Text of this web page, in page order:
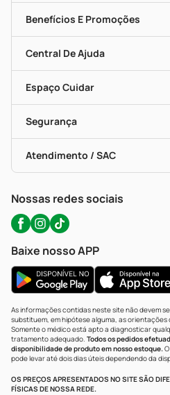
História
Nossas Lojas
Mapa De Categorias
Blog Da PP
Seja Uma Loja Parceira
Benefícios E Promoções
Clube PP
Convênios
Programa Popular Do Brasil
Encarte De Ofertas
Dermaclub
Descontos De Laboratório (PBM)
Cupons E Ofertas
Central De Ajuda
Entrega
Recompra Programada
Compras Com Receita
Alomed (tele-Entrega)
Formas De Pagamento
Troca E Devolução
Bulas De A A Z
Políticas De Marketplace
Espaço Cuidar
Vacinas
Serviços Farmacêuticos
Testes Rápidos
Autoteste Covid-19
Segurança
Certificado De Segurança
Portal Da Privacidade
Atendimento / SAC
WhatsApp (47) 9202-1687
Nossas redes sociais
Baixe nosso APP
As informações contidas neste site não devem
substituem, em hipótese alguma, as
Somente o médico está apto a diagnosticar
tratamento adequado. Todos os pedidos
disponibilidade de produto em nosso estoque.
pode levar até dois dias úteis dependendo da
OS PREÇOS APRESENTADOS NO SITE SÃO
FÍSICAS DE NOSSA REDE.